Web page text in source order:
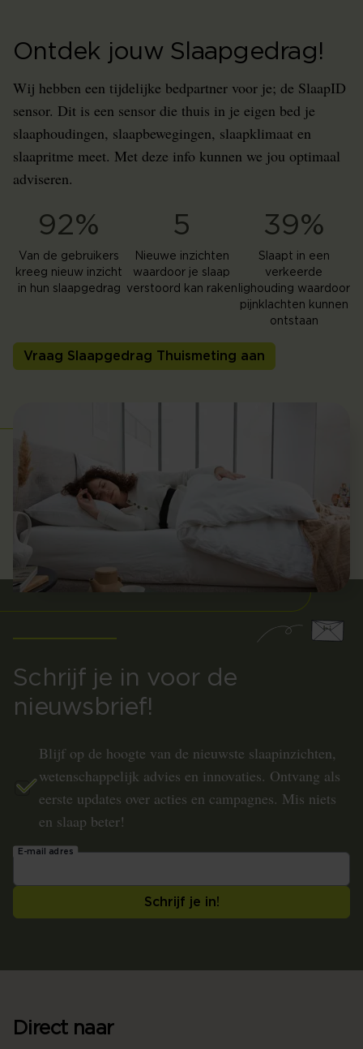
Ontdek jouw Slaapgedrag!
Wij hebben een tijdelijke bedpartner voor je; de SlaapID
sensor. Dit is een sensor die thuis in je eigen bed je
slaaphoudingen, slaapbewegingen, slaapklimaat en
slaapritme meet. Met deze info kunnen we jou optimaal
adviseren.
92%
Van de gebruikers
kreeg nieuw inzicht
in hun slaapgedrag
5
Nieuwe inzichten
waardoor je slaap
verstoord kan raken
39%
Slaapt in een
verkeerde
lighouding waardoor
pijnklachten kunnen
ontstaan
Vraag Slaapgedrag Thuismeting aan
Schrijf je in voor de
nieuwsbrief!
Blijf op de hoogte van de nieuwste slaapinzichten,
wetenschappelijk advies en innovaties. Ontvang als
eerste updates over acties en campagnes. Mis niets
en slaap beter!
E-mail adres
Schrijf je in!
Direct naar